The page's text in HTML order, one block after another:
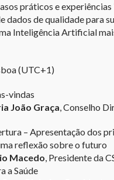
práticos e
dados de qualidade para
Inteligência Artificial
(UTC+1)
vindas
Graça, Conselho
– Apresentação dos
reflexão sobre o futuro
, Presidente da
a Saúde